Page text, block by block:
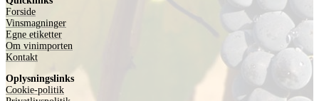
Forside
Vinsmagninger
Egne etiketter
Om vinimporten
Kontakt
Oplysningslinks
Cookie-politik